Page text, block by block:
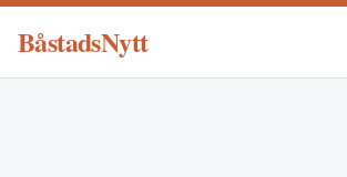
BåstadsNytt